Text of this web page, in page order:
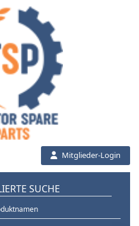
Mitglieder-Login
SUCHE